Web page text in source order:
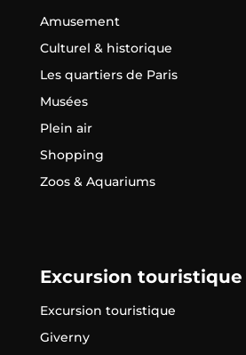
Amusement
Culturel & historique
Les quartiers de Paris
Musées
Plein air
Shopping
Zoos & Aquariums
Excursion touristique
Excursion touristique
Giverny